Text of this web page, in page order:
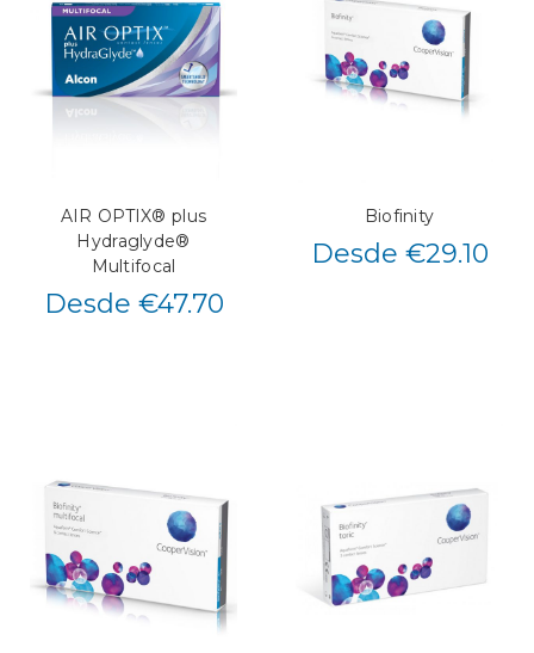
AIR OPTIX® plus
Hydraglyde®
Multifocal
Desde €47.70
Biofinity
Desde €29.10